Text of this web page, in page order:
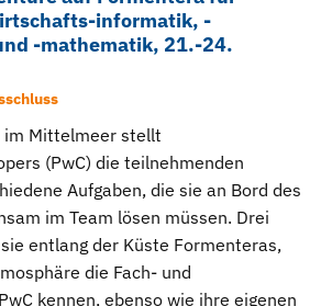
informatik, -
-mathematik, 21.-24.
im Mittelmeer stellt
(PwC) die teilnehmenden
Aufgaben, die sie an Bord des
im Team lösen müssen. Drei
entlang der Küste Formenteras,
die Fach- und
kennen, ebenso wie ihre eigenen